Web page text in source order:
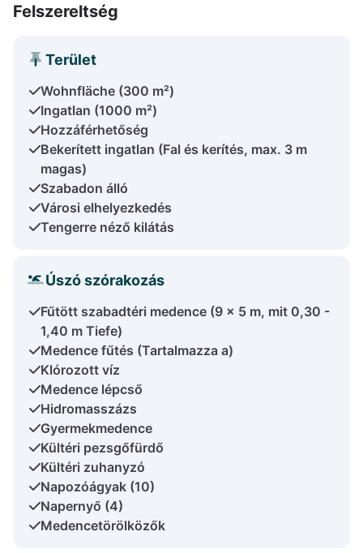
Felszereltség
Terület
Wohnfläche (300 m²)
Ingatlan (1000 m²)
Hozzáférhetőség
Bekerített ingatlan (Fal és kerítés, max. 3 m
magas)
Szabadon álló
Városi elhelyezkedés
Tengerre néző kilátás
Úszó szórakozás
Fűtött szabadtéri medence (9 x 5 m, mit 0,30 -
1,40 m Tiefe)
Medence fűtés (Tartalmazza a)
Klórozott víz
Medence lépcső
Hidromasszázs
Gyermekmedence
Kültéri pezsgőfürdő
Kültéri zuhanyzó
Napozóágyak (10)
Napernyő (4)
Medencetörölközők